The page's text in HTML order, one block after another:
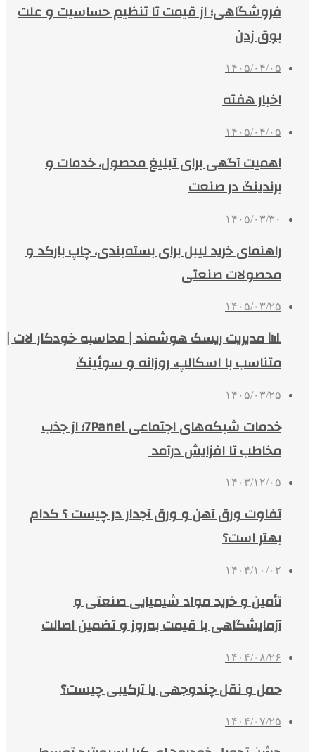
فروشگاهی؛ از قیمت تا تنظیم حساسیت و علت
بوق زدن
۱۴۰۵/۰۴/۰۵
اخبار هفته
۱۴۰۵/۰۴/۰۵
اهمیت آگهی برای تبلیغ محصول، خدمات و
برندینگ در صنعت
۱۴۰۵/۰۳/۳۰
راهنمای خرید لیبل برای بسته‌بندی، چاپ بارکد و
محصولات صنعتی
۱۴۰۵/۰۳/۲۵
📊 مدیریت ریسک هوشمند | محاسبه خودکار لات |
متناسب با اسکالپ، روزانه و سوئینگ
۱۴۰۵/۰۳/۲۵
خدمات شبکه‌های اجتماعی 7Panel؛ از جذب
مخاطب تا افزایش درآمد
۱۴۰۳/۱۲/۰۵
تفاوت ورق آهن و ورق آجدار در چیست ؟ کدام
بهتر است؟
۱۴۰۴/۱۰/۰۲
تأمین و خرید مواد شیمیایی صنعتی و
آزمایشگاهی با قیمت به‌روز و تضمین اصالت
۱۴۰۴/۰۸/۲۶
حمل و نقل چندوجهی یا ترکیبی چیست؟
۱۴۰۴/۰۷/۲۵